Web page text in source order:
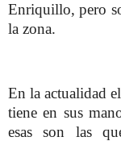
Enriquillo, pero
la zona.
En la actualidad
tiene en sus
esas son las